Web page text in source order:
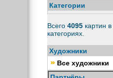
Категории
Всего 4095картин в
категориях.
Художники
Все художники